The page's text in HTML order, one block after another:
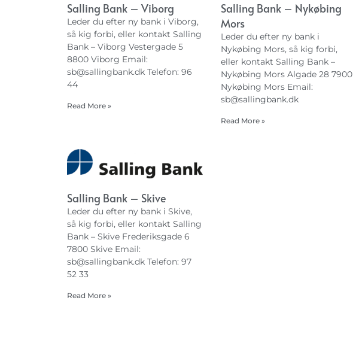
Salling Bank – Viborg
Leder du efter ny bank i Viborg,
så kig forbi, eller kontakt Salling
Bank – Viborg Vestergade 5
8800 Viborg Email:
sb@sallingbank.dk Telefon: 96
44
Read More »
Salling Bank – Nykøbing
Mors
Leder du efter ny bank i
Nykøbing Mors, så kig forbi,
eller kontakt Salling Bank –
Nykøbing Mors Algade 28 7900
Nykøbing Mors Email:
sb@sallingbank.dk
Read More »
Salling Bank – Skive
Leder du efter ny bank i Skive,
så kig forbi, eller kontakt Salling
Bank – Skive Frederiksgade 6
7800 Skive Email:
sb@sallingbank.dk Telefon: 97
52 33
Read More »